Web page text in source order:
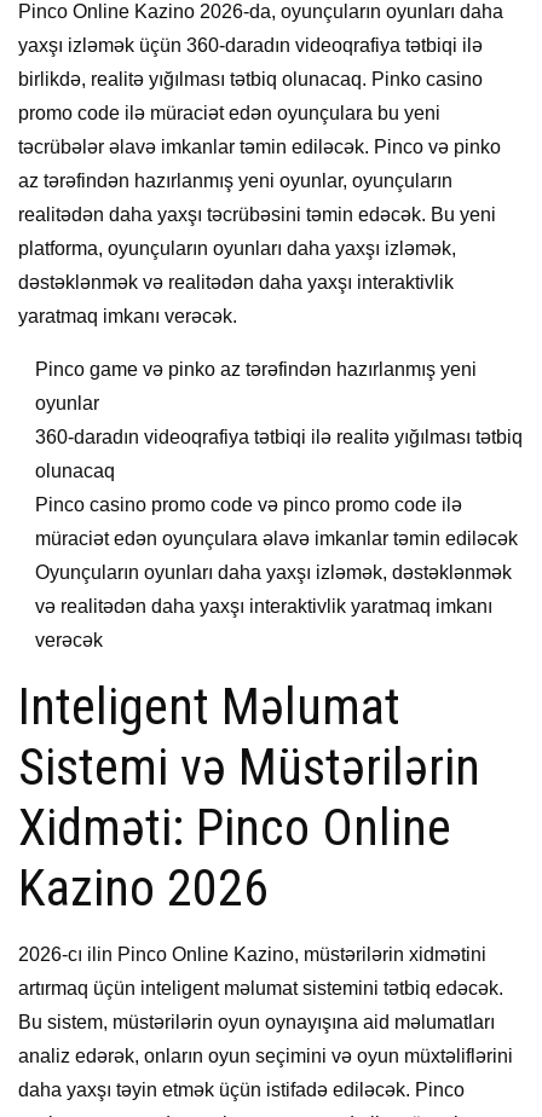
Pinco Online Kazino 2026-da, oyunçuların oyunları daha
yaxşı izləmək üçün 360-daradın videoqrafiya tətbiqi ilə
birlikdə, realitə yığılması tətbiq olunacaq. Pinko casino
promo code ilə müraciət edən oyunçulara bu yeni
təcrübələr əlavə imkanlar təmin ediləcək. Pinco və pinko
az tərəfindən hazırlanmış yeni oyunlar, oyunçuların
realitədən daha yaxşı təcrübəsini təmin edəcək. Bu yeni
platforma, oyunçuların oyunları daha yaxşı izləmək,
dəstəklənmək və realitədən daha yaxşı interaktivlik
yaratmaq imkanı verəcək.
Pinco game və pinko az tərəfindən hazırlanmış yeni
oyunlar
360-daradın videoqrafiya tətbiqi ilə realitə yığılması tətbiq
olunacaq
Pinco casino promo code və pinco promo code ilə
müraciət edən oyunçulara əlavə imkanlar təmin ediləcək
Oyunçuların oyunları daha yaxşı izləmək, dəstəklənmək
və realitədən daha yaxşı interaktivlik yaratmaq imkanı
verəcək
Inteligent Məlumat
Sistemi və Müstərilərin
Xidməti: Pinco Online
Kazino 2026
2026-cı ilin Pinco Online Kazino, müstərilərin xidmətini
artırmaq üçün inteligent məlumat sistemini tətbiq edəcək.
Bu sistem, müstərilərin oyun oynayışına aid məlumatları
analiz edərək, onların oyun seçimini və oyun müxtəliflərini
daha yaxşı təyin etmək üçün istifadə ediləcək. Pinco